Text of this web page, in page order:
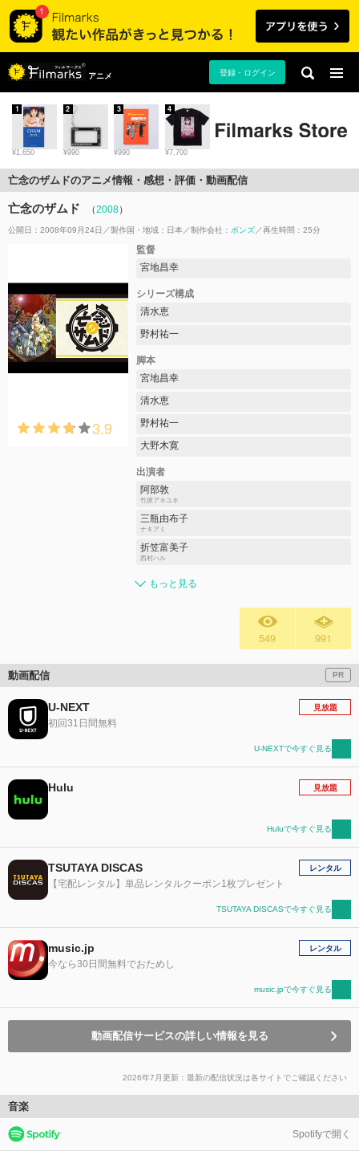
アニメ 登録・ログイン
¥1,650
1
¥990
2
¥990
3
¥7,700
4
亡念のザムドのアニメ情報・感想・評価・動画配信
亡念のザムド （2008）
公開日：2008年09月24日 製作国・地域： 日本 制作会社： ボンズ 再生時間：25分
3.9
監督
宮地昌幸
シリーズ構成
清水恵
野村祐一
脚本
宮地昌幸
清水恵
野村祐一
大野木寛
出演者
阿部敦
竹原アキユキ
三瓶由布子
ナキアミ
折笠富美子
西村ハル
もっと見る
549 991
動画配信 PR
U-NEXT
初回31日間無料
見放題
U-NEXTで今すぐ見る
Hulu 見放題
Huluで今すぐ見る
TSUTAYA DISCAS
【宅配レンタル】単品レンタルクーポン1枚プレゼント
レンタル
TSUTAYA DISCASで今すぐ見る
music.jp
今なら30日間無料でおためし
レンタル
music.jpで今すぐ見る
動画配信サービスの詳しい情報を見る
2026年7月更新：最新の配信状況は各サイトでご確認ください
音楽
Spotifyで開く